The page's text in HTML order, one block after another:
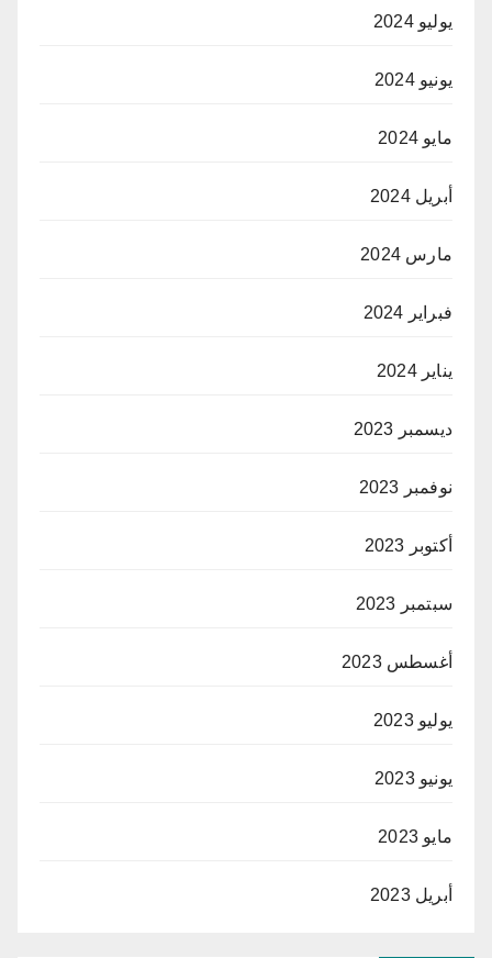
يوليو 2024
يونيو 2024
مايو 2024
أبريل 2024
مارس 2024
فبراير 2024
يناير 2024
ديسمبر 2023
نوفمبر 2023
أكتوبر 2023
سبتمبر 2023
أغسطس 2023
يوليو 2023
يونيو 2023
مايو 2023
أبريل 2023